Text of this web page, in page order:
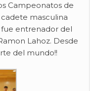
Campeonatos de
cadete masculina
entrenador del
Lahoz. Desde
del mundo!!